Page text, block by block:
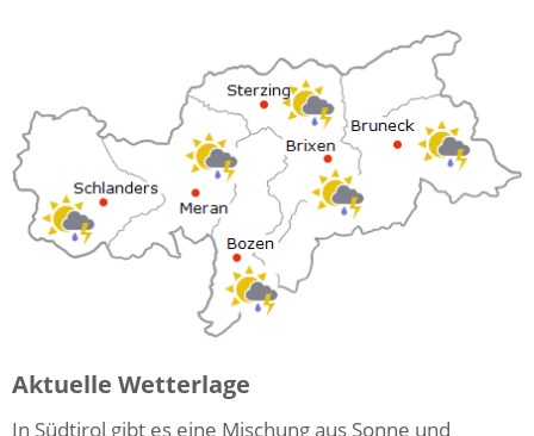
Aktuelle Wetterlage
In Südtirol gibt es eine Mischung aus Sonne und